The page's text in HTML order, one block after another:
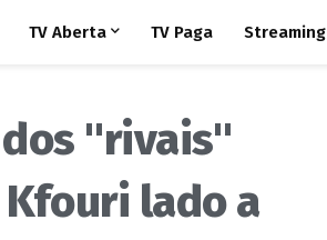
TV Aberta TV Paga Streaming
"rivais"
Kfouri lado a